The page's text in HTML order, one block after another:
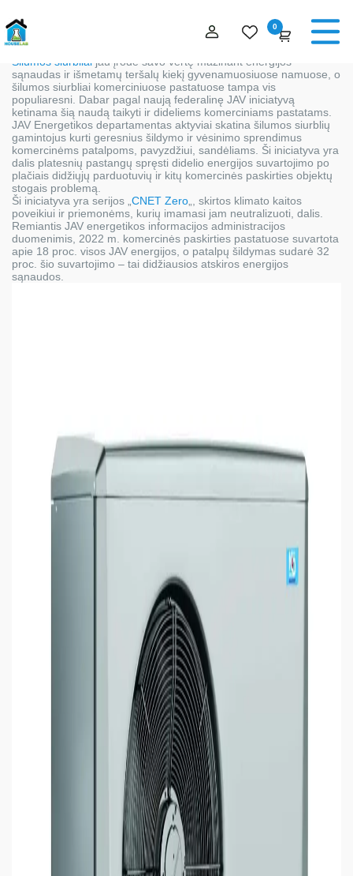
0
Šilumos siurbliai jau įrodė savo vertę mažinant energijos
sąnaudas ir išmetamų teršalų kiekį gyvenamuosiuose namuose, o
šilumos siurbliai komerciniuose pastatuose tampa vis
populiaresni. Dabar pagal naują federalinę JAV iniciatyvą
ketinama šią naudą taikyti ir dideliems komerciniams pastatams.
JAV Energetikos departamentas aktyviai skatina šilumos siurblių
gamintojus kurti geresnius šildymo ir vėsinimo sprendimus
komercinėms patalpoms, pavyzdžiui, sandėliams. Ši iniciatyva yra
dalis platesnių pastangų spręsti didelio energijos suvartojimo po
plačiais didžiųjų parduotuvių ir kitų komercinės paskirties objektų
stogais problemą.
Ši iniciatyva yra serijos „ CNET Zero „, skirtos klimato kaitos
poveikiui ir priemonėms, kurių imamasi jam neutralizuoti, dalis.
Remiantis JAV energetikos informacijos administracijos
duomenimis, 2022 m. komercinės paskirties pastatuose suvartota
apie 18 proc. visos JAV energijos, o patalpų šildymas sudarė 32
proc. šio suvartojimo – tai didžiausios atskiros energijos
sąnaudos.